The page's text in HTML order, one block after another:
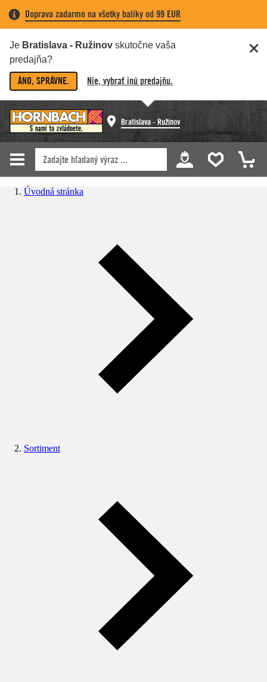
Doprava zadarmo na všetky balíky od 99 EUR
Je Bratislava - Ružinov skutočne vaša
predajňa?
ÁNO, SPRÁVNE. Nie, vybrať inú predajňu.
Bratislava - Ružinov
Úvodná stránka
Sortiment